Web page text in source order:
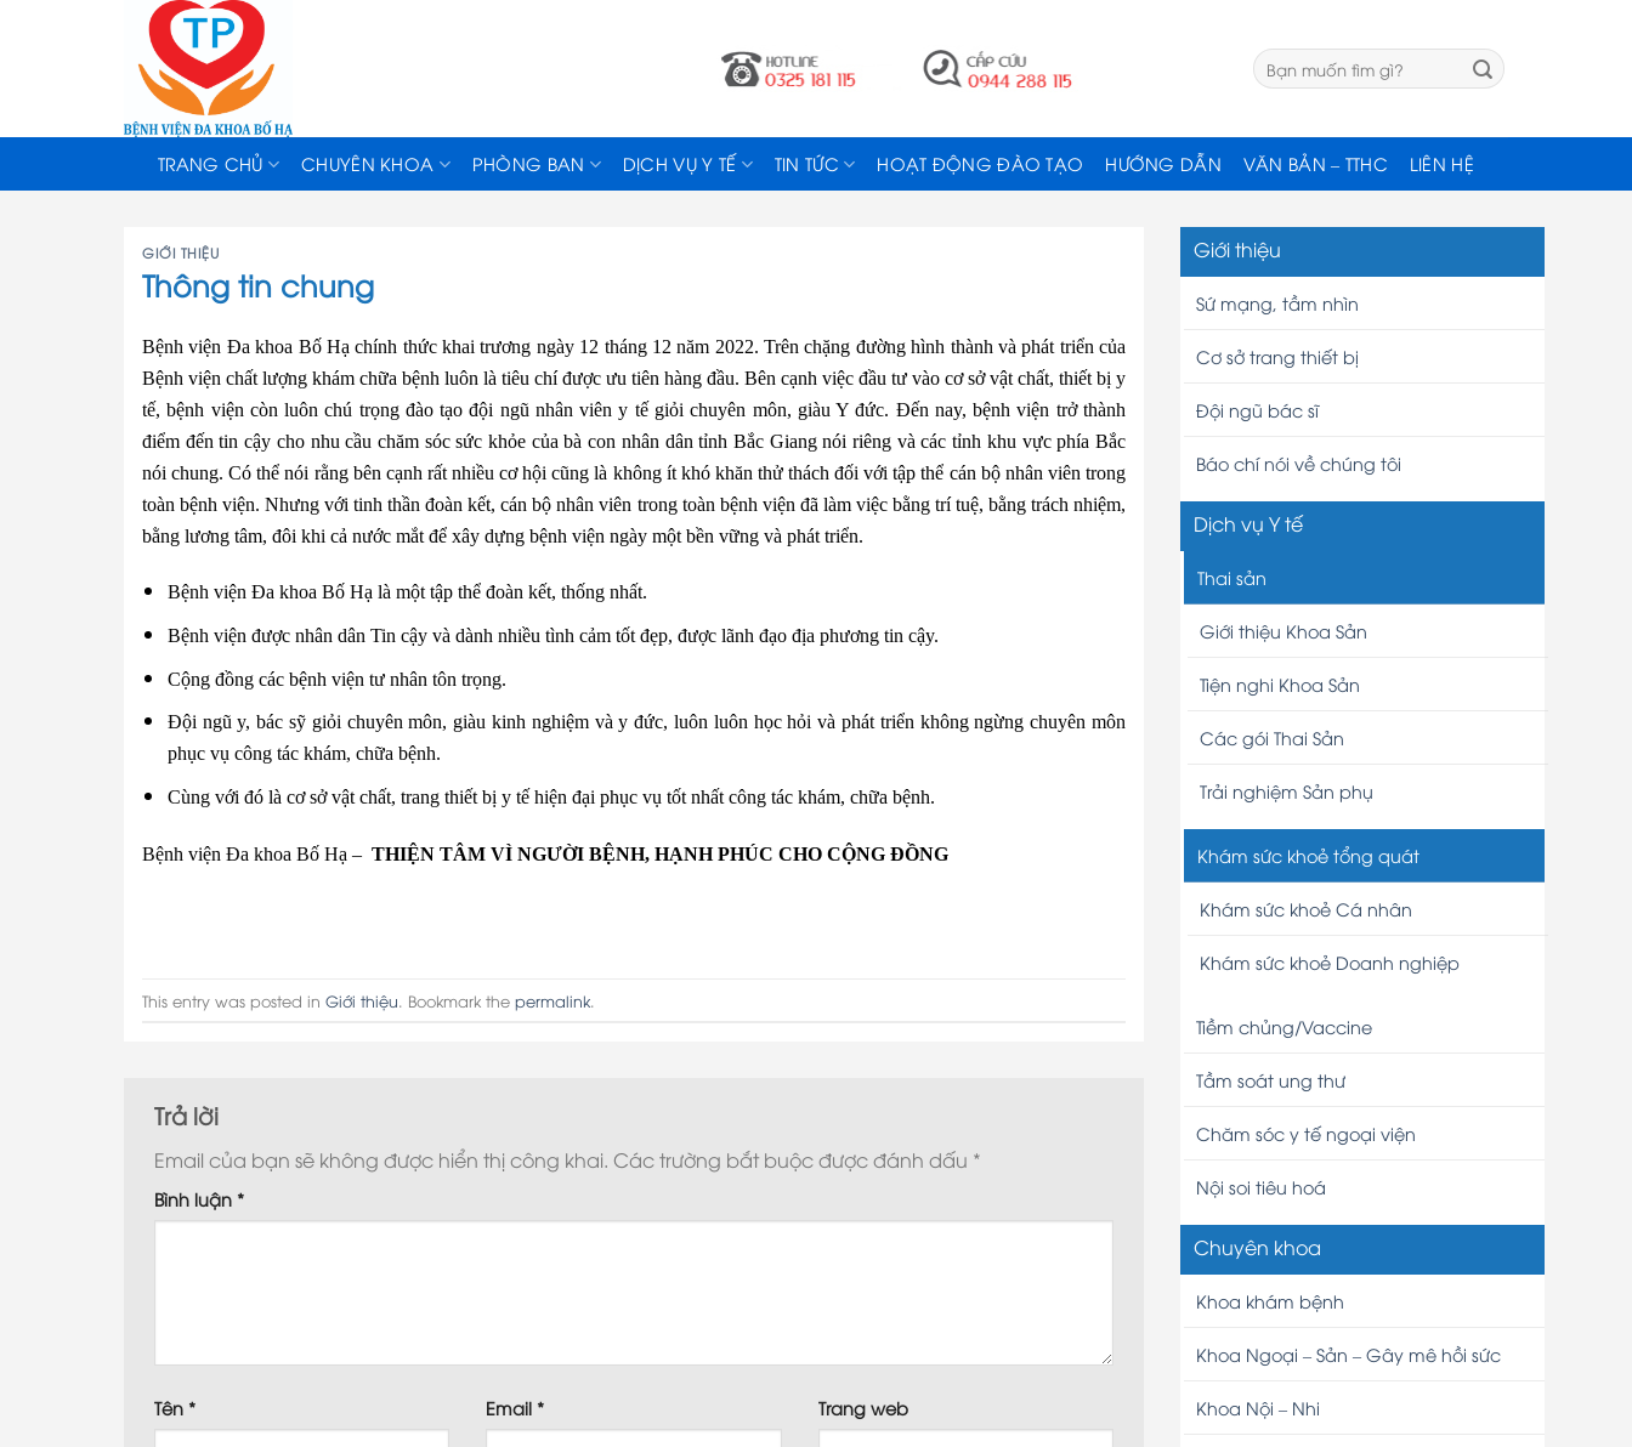
TRANG CHỦ CHUYÊN KHOA PHÒNG BAN DỊCH VỤ Y TẾ TIN TỨC HOẠT ĐỘNG ĐÀO TẠO HƯỚNG DẪN VĂN BẢN – TTHC LIÊN HỆ
GIỚI THIỆU
Thông tin chung
Bệnh viện Đa khoa Bố Hạ chính thức khai trương ngày 12 tháng 12 năm 2022. Trên chặng đường hình thành và phát triển của
Bệnh viện chất lượng khám chữa bệnh luôn là tiêu chí được ưu tiên hàng đầu. Bên cạnh việc đầu tư vào cơ sở vật chất, thiết bị y
tế, bệnh viện còn luôn chú trọng đào tạo đội ngũ nhân viên y tế giỏi chuyên môn, giàu Y đức. Đến nay, bệnh viện trở thành
điểm đến tin cậy cho nhu cầu chăm sóc sức khỏe của bà con nhân dân tỉnh Bắc Giang nói riêng và các tỉnh khu vực phía Bắc
nói chung. Có thể nói rằng bên cạnh rất nhiều cơ hội cũng là không ít khó khăn thử thách đối với tập thể cán bộ nhân viên trong
toàn bệnh viện. Nhưng với tinh thần đoàn kết, cán bộ nhân viên trong toàn bệnh viện đã làm việc bằng trí tuệ, bằng trách nhiệm,
bằng lương tâm, đôi khi cả nước mắt để xây dựng bệnh viện ngày một bền vững và phát triển.
Bệnh viện Đa khoa Bố Hạ là một tập thể đoàn kết, thống nhất.
Bệnh viện được nhân dân Tin cậy và dành nhiều tình cảm tốt đẹp, được lãnh đạo địa phương tin cậy.
Cộng đồng các bệnh viện tư nhân tôn trọng.
Đội ngũ y, bác sỹ giỏi chuyên môn, giàu kinh nghiệm và y đức, luôn luôn học hỏi và phát triển không ngừng chuyên môn
phục vụ công tác khám, chữa bệnh.
Cùng với đó là cơ sở vật chất, trang thiết bị y tế hiện đại phục vụ tốt nhất công tác khám, chữa bệnh.
Bệnh viện Đa khoa Bố Hạ – THIỆN TÂM VÌ NGƯỜI BỆNH, HẠNH PHÚC CHO CỘNG ĐỒNG
This entry was posted in Giới thiệu . Bookmark the permalink
Trả lời
Email của bạn sẽ không được hiển thị công khai. Các trường bắt buộc được đánh dấu *
Bình luận *
Tên * Email * Trang web
Giới thiệu
Sứ mạng, tầm nhìn
Cơ sở trang thiết bị
Đội ngũ bác sĩ
Báo chí nói về chúng tôi
Dịch vụ Y tế
Thai sản
Giới thiệu Khoa Sản
Tiện nghi Khoa Sản
Các gói Thai Sản
Trải nghiệm Sản phụ
Khám sức khoẻ tổng quát
Khám sức khoẻ Cá nhân
Khám sức khoẻ Doanh nghiệp
Tiềm chủng/Vaccine
Tầm soát ung thư
Chăm sóc y tế ngoại viện
Nội soi tiêu hoá
Chuyên khoa
Khoa khám bệnh
Khoa Ngoại – Sản – Gây mê hồi sức
Khoa Nội – Nhi